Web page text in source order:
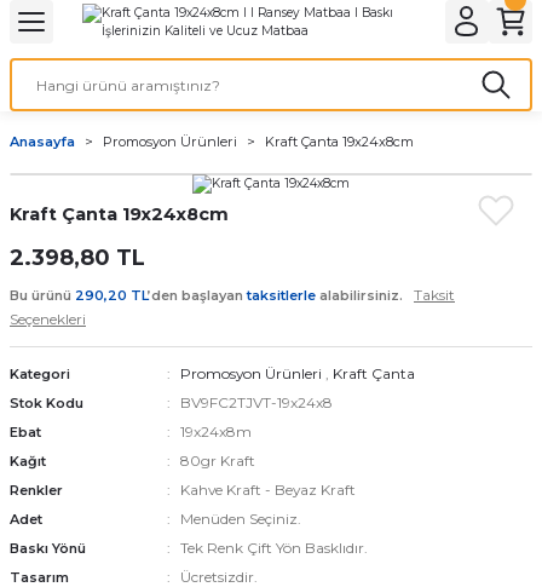
Geri Dön
Geri Dön
Geri Dön
Geri Dön
Ürünleri
Geri Dön
Geri Dön
Geri Dön
Anasayfa Promosyon Ürünleri Kraft Çanta 19x24x8cm
Kraft Çanta 19x24x8cm
2.398,80 TL
Bu ürünü 290,20 TL’den başlayantaksitlerle alabilirsiniz.
Taksit
Seçenekleri
Kategori Promosyon Ürünleri , Kraft Çanta
Stok Kodu BV9FC2TJVT-19x24x8
Ebat 19x24x8m
Kağıt 80gr Kraft
Renkler Kahve Kraft - Beyaz Kraft
Adet Menüden Seçiniz.
Baskı Yönü Tek Renk Çift Yön Basklıdır.
Tasarım Ücretsizdir.